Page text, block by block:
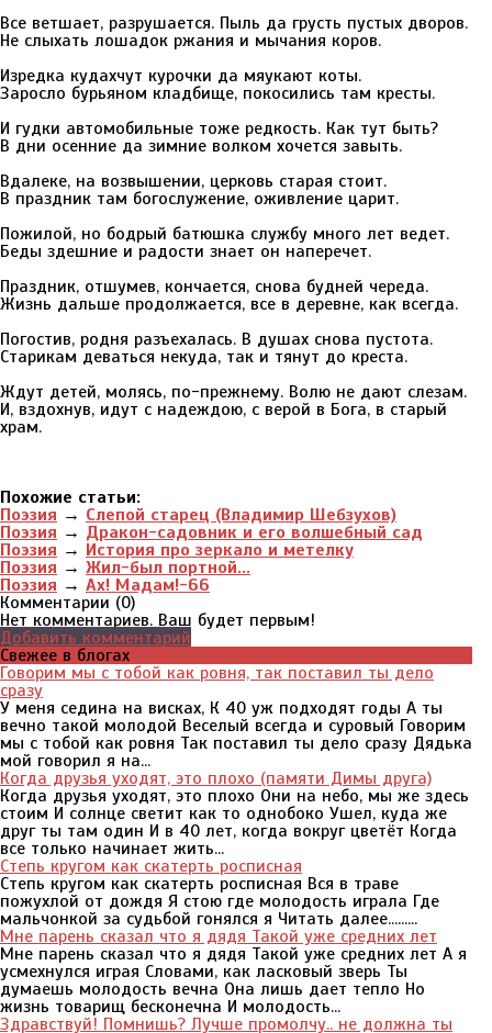
Все ветшает, разрушается. Пыль да грусть пустых дворов.
Не слыхать лошадок ржания и мычания коров.
Изредка кудахчут курочки да мяукают коты.
Заросло бурьяном кладбище, покосились там кресты.
И гудки автомобильные тоже редкость. Как тут быть?
В дни осенние да зимние волком хочется завыть.
Вдалеке, на возвышении, церковь старая стоит.
В праздник там богослужение, оживление царит.
Пожилой, но бодрый батюшка службу много лет ведет.
Беды здешние и радости знает он наперечет.
Праздник, отшумев, кончается, снова будней череда.
Жизнь дальше продолжается, все в деревне, как всегда.
Погостив, родня разъехалась. В душах снова пустота.
Старикам деваться некуда, так и тянут до креста.
Ждут детей, молясь, по-прежнему. Волю не дают слезам.
И, вздохнув, идут с надеждою, с верой в Бога, в старый
храм.
Похожие статьи:
Поэзия → Слепой старец (Владимир Шебзухов)
Поэзия → Дракон-садовник и его волшебный сад
Поэзия → История про зеркало и метелку
Поэзия → Жил-был портной...
Поэзия → Ах! Мадам!-66
Комментарии (0)
Нет комментариев. Ваш будет первым!
Добавить комментарий
Свежее в блогах
Говорим мы с тобой как ровня, так поставил ты дело
сразу
У меня седина на висках, К 40 уж подходят годы А ты
вечно такой молодой Веселый всегда и суровый Говорим
мы с тобой как ровня Так поставил ты дело сразу Дядька
мой говорил я на...
Когда друзья уходят, это плохо (памяти Димы друга)
Когда друзья уходят, это плохо Они на небо, мы же здесь
стоим И солнце светит как то однобоко Ушел, куда же
друг ты там один И в 40 лет, когда вокруг цветёт Когда
все только начинает жить...
Степь кругом как скатерть росписная
Степь кругом как скатерть росписная Вся в траве
пожухлой от дождя Я стою где молодость играла Где
мальчонкой за судьбой гонялся я Читать далее.........
Мне парень сказал что я дядя Такой уже средних лет
Мне парень сказал что я дядя Такой уже средних лет А я
усмехнулся играя Словами, как ласковый зверь Ты
думаешь молодость вечна Она лишь дает тепло Но
жизнь товарищ бесконечна И молодость...
Здравствуй! Помнишь? Лучше промолчу.. не должна ты